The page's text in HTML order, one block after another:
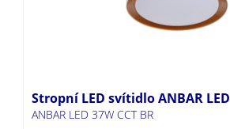
Stropní LED svítidlo ANBAR LED
ANBAR LED 37W CCT BR